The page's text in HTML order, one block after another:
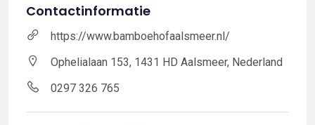
Contactinformatie
https://www.bamboehofaalsmeer.nl/
Ophelialaan 153, 1431 HD Aalsmeer, Nederland
0297 326 765